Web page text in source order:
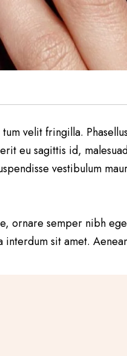
velit fringilla.
eu sagittis id,
vestibulum
ornare semper nibh
sit amet.